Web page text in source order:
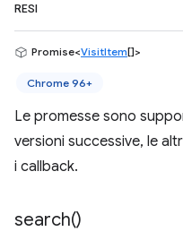
RESI
Promise<VisitItem[]>
Chrome 96+
Le promesse sono
versioni successive, le
i callback.
search()